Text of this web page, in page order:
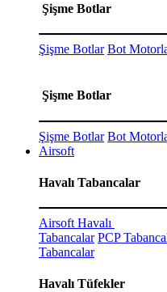
Şişme Botlar
Şişme Botlar Bot
Şişme Botlar
Şişme Botlar Bot
Airsoft
Havalı Tabancalar
Airsoft Havalı
Tabancalar PCP
Tabancalar
Havalı Tüfekler